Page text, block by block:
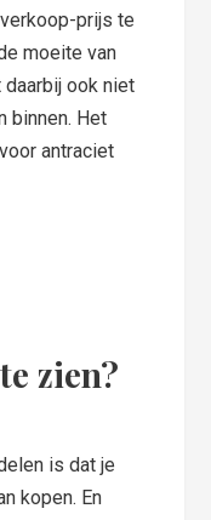
prijs te
moeite van
ook niet
binnen. Het
antraciet
zien?
is dat je
kopen. En